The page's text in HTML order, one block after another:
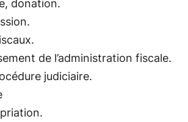
donation.
de l’administration fiscale.
judiciaire.